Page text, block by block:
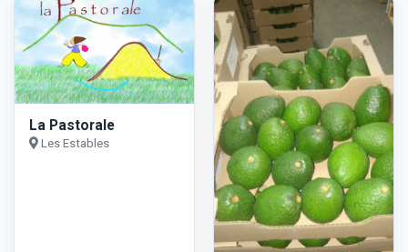
La Pastorale
Les Estables